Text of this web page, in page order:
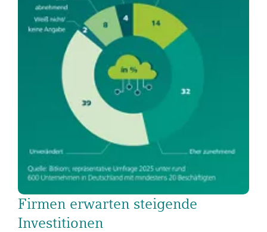
Firmen erwarten steigende
Investitionen